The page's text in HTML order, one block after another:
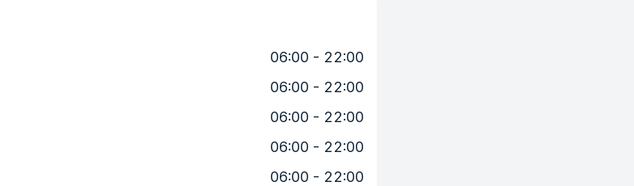
06:00 - 22:00
06:00 - 22:00
06:00 - 22:00
06:00 - 22:00
06:00 - 22:00